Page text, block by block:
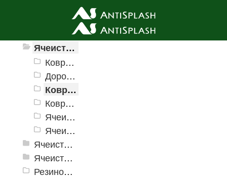
Ячеистые грязезащитные покрытия
Ячеистые грязезащитные покрытия «Домино»
Коврик резиновый с отверстиями «Домино»
Дорожка Домино
Коврик ячеистый "Домино тип 2"
Коврик "Домино полукруг"
Ячеистые коврики "Net"
Ячеистый корвик "Супер Домино"
Ячеистое модульное покрытие «Прима» (Антикаблук)
Ячеистые грязезащитные покрытия «Змейка» (Zig-Zag)
Резиновые коврики и дорожки «Restorant»